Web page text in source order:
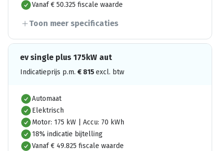
Vanaf € 50.325 fiscale waarde
Toon meer specificaties
ev single plus 175kW aut
Indicatieprijs p.m. € 815excl. btw
Automaat
Elektrisch
Motor: 175 kW | Accu: 70 kWh
18% indicatie bijtelling
Vanaf € 49.825 fiscale waarde